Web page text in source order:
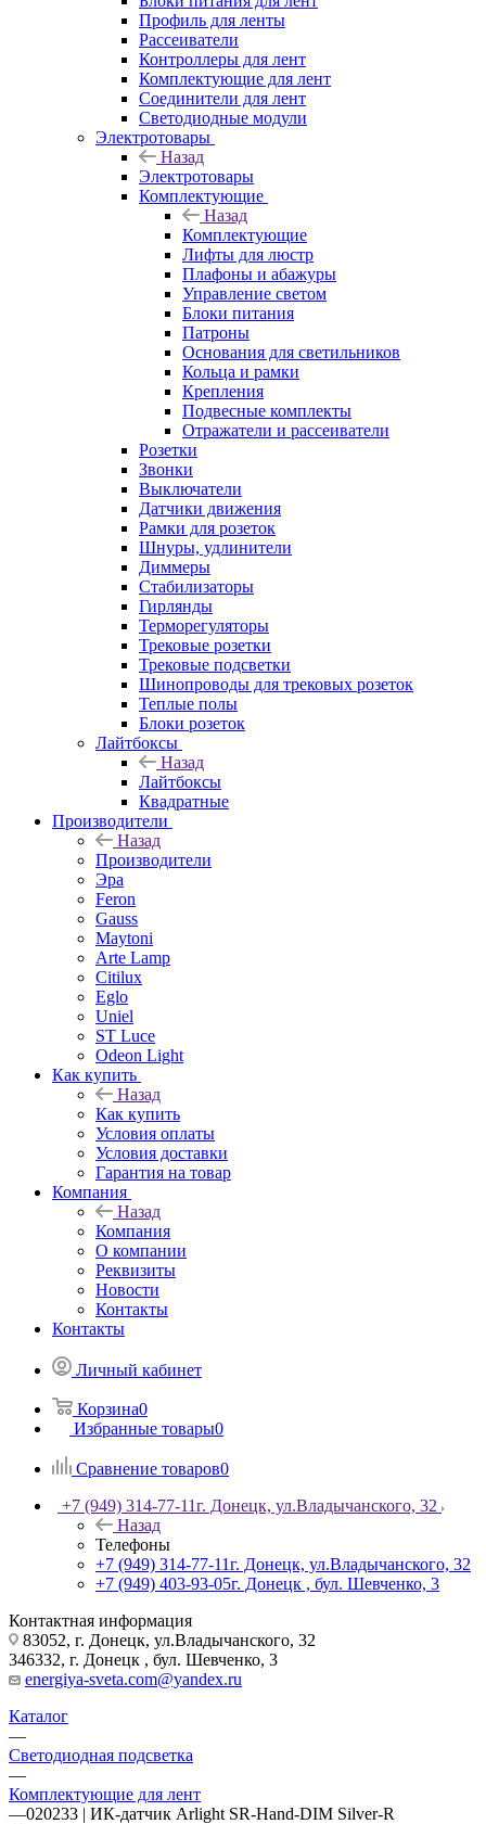
Профиль для ленты
Рассеиватели
Контроллеры для лент
Комплектующие для лент
Соединители для лент
Светодиодные модули
Электротовары
Назад
Электротовары
Комплектующие
Назад
Комплектующие
Лифты для люстр
Плафоны и абажуры
Управление светом
Блоки питания
Патроны
Основания для светильников
Кольца и рамки
Крепления
Подвесные комплекты
Отражатели и рассеиватели
Розетки
Звонки
Выключатели
Датчики движения
Рамки для розеток
Шнуры, удлинители
Диммеры
Стабилизаторы
Гирлянды
Терморегуляторы
Трековые розетки
Трековые подсветки
Шинопроводы для трековых розеток
Теплые полы
Блоки розеток
Лайтбоксы
Назад
Лайтбоксы
Квадратные
Производители
Назад
Производители
Эра
Feron
Gauss
Maytoni
Arte Lamp
Citilux
Eglo
Uniel
ST Luce
Odeon Light
Как купить
Назад
Как купить
Условия оплаты
Условия доставки
Гарантия на товар
Компания
Назад
Компания
О компании
Реквизиты
Новости
Контакты
Контакты
Личный кабинет
Корзина0
Избранные товары0
Сравнение товаров0
+7 (949) 314-77-11г. Донецк, ул.Владычанского, 32
Назад
Телефоны
+7 (949) 314-77-11г. Донецк, ул.Владычанского, 32
+7 (949) 403-93-05г. Донецк , бул. Шевченко, 3
Контактная информация
83052, г. Донецк, ул.Владычанского, 32
346332, г. Донецк , бул. Шевченко, 3
energiya-sveta.com@yandex.ru
Каталог
—
Светодиодная подсветка
—
Комплектующие для лент
—020233 | ИК-датчик Arlight SR-Hand-DIM Silver-R